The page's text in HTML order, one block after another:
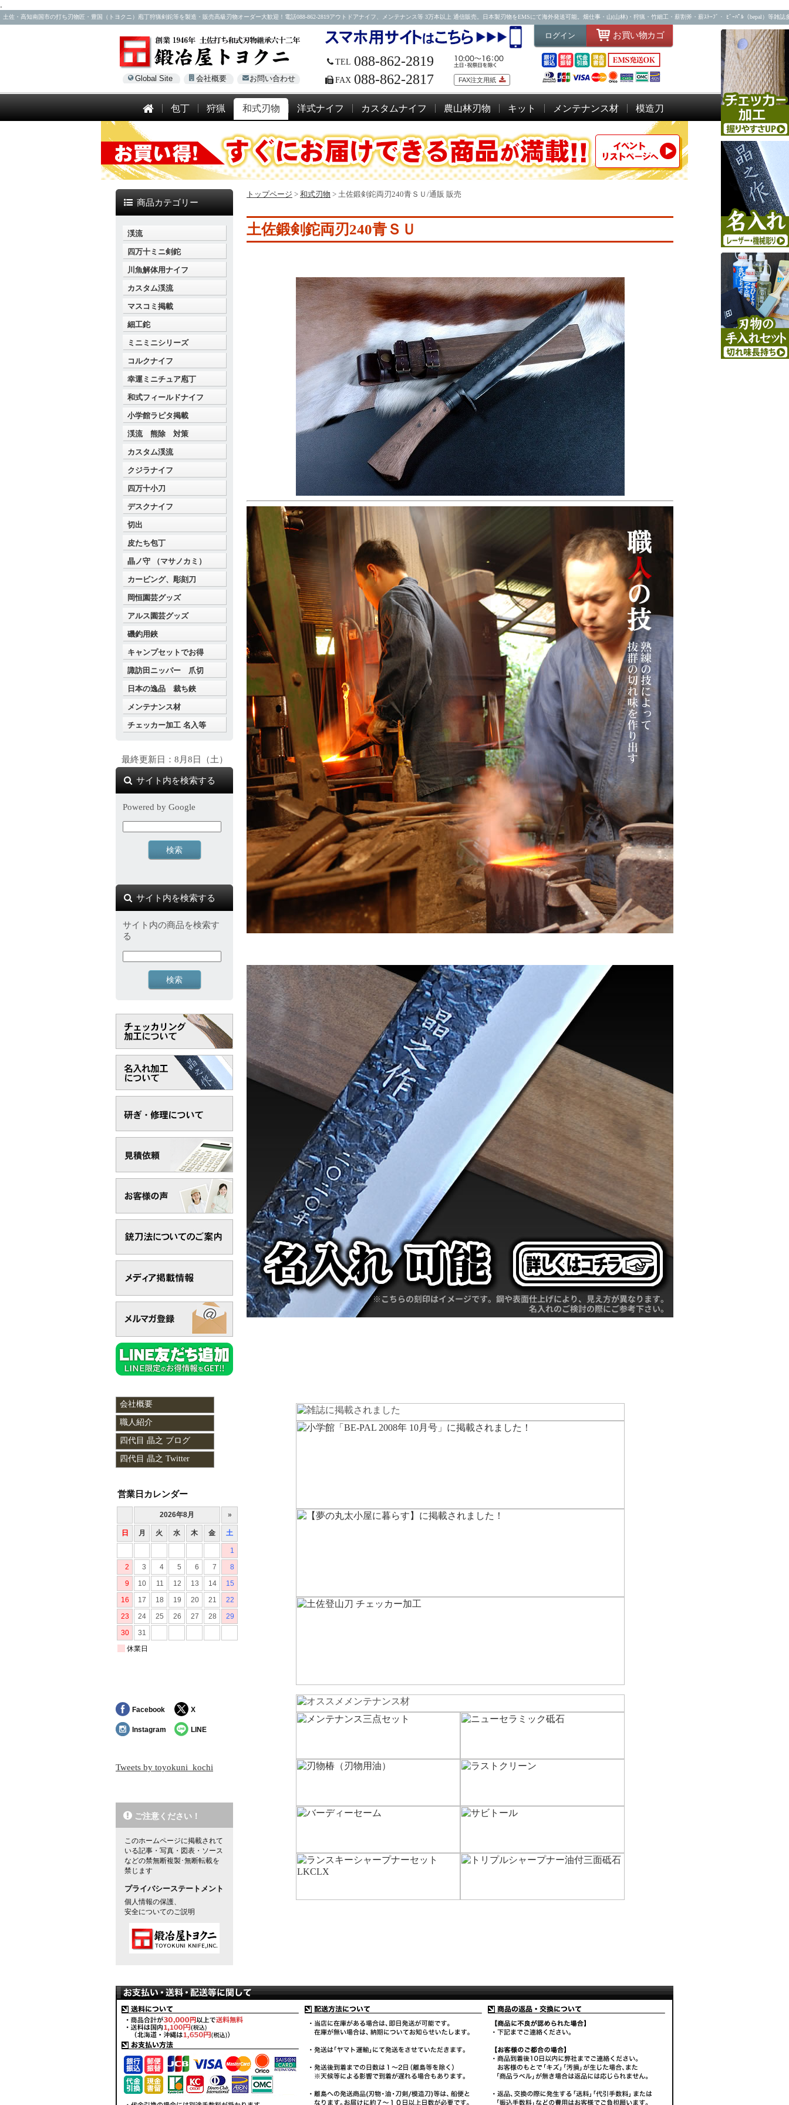
.
土佐・高知南国市の打ち刃物匠・豊国（トヨクニ）庖丁狩猟剣鉈等を製造・販売高級刃物オーダー大歓迎！電話088-862-2819アウトドアナイフ、メンテナンス等 3万本以上 通信販売。日本製刃物をEMSにて海外発送可能。畑仕事・山(山林)・狩猟・竹細工・薪割斧・薪ｽﾄｰﾌﾞ・ ﾋﾞｰﾊﾟﾙ（bepal）等雑誌
Global Site 会社概要 お問い合わせ
TEL 088-862-2819
FAX 088-862-2817 FAX注文用紙
ログイン お買い物カゴ
包丁 狩猟 和式刃物 洋式ナイフ カスタムナイフ 農山林刃物 キット メンテナンス材 模造刀
トップページ > 和式刃物 > 土佐鍛剣鉈両刃240青ＳＵ/通販 販売
土佐鍛剣鉈両刃240青ＳＵ
商品カテゴリー
渓流
四万十ミニ剣鉈
川魚解体用ナイフ
カスタム渓流
マスコミ掲載
細工鉈
ミニミニシリーズ
コルクナイフ
幸運ミニチュア庖丁
和式フィールドナイフ
小学館ラピタ掲載
渓流 熊除 対策
カスタム渓流
クジラナイフ
四万十小刀
デスクナイフ
切出
皮たち包丁
晶ノ守 （マサノカミ）
カービング、彫刻刀
岡恒園芸グッズ
アルス園芸グッズ
磯釣用鋏
キャンプセットでお得
諏訪田ニッパー 爪切
日本の逸品 裁ち鋏
メンテナンス材
チェッカー加工 名入等
最終更新日：8月8日（土）
サイト内を検索する
Powered by Google
サイト内を検索する
サイト内の商品を検索す
る
会社概要
職人紹介
四代目 晶之 ブログ
四代目 晶之 Twitter
営業日カレンダー
Facebook X
Instagram LINE
Tweets by toyokuni_kochi
ご注意ください！
このホームページに掲載されて
いる記事・写真・図表・ソース
などの禁無断複製･無断転載を
禁じます
プライバシーステートメント
個人情報の保護、
安全についてのご説明